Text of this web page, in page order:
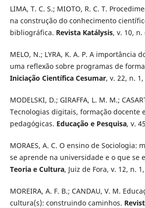
LIMA, T. C. S.; MIOTO, R. C. T.
na construção do conhecimento
bibliográfica. Revista Katálysis, v. 10, n.
MELO, N.; LYRA, K. A. P. A importância
uma reflexão sobre programas de
Iniciação Científica Cesumar, v. 22, n.
MODELSKI, D.; GIRAFFA, L. M. M.;
Tecnologias digitais, formação docente
pedagógicas. Educação e Pesquisa, v.
MORAES, A. C. O ensino de Sociologia:
se aprende na universidade e o que se
Teoria e Cultura, Juiz de Fora, v. 12, n.
MOREIRA, A. F. B.; CANDAU, V. M.
cultura(s): construindo caminhos.